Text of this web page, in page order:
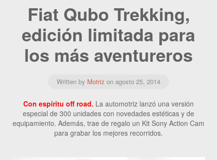
Fiat Qubo Trekking,
edición limitada para
los más aventureros
Written by Motriz on agosto 25, 2014
Con espíritu off road. La automotriz lanzó una versión
especial de 300 unidades con novedades estéticas y de
equipamiento. Además, trae de regalo un Kit Sony Action Cam
para grabar los mejores recorridos.